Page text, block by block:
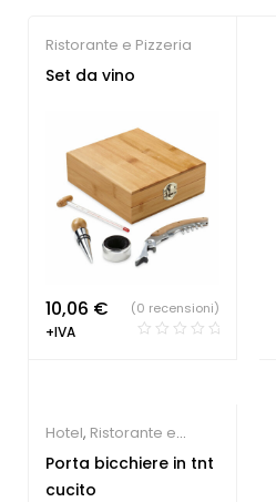
Ristorante e Pizzeria
Set da vino
10,06 €
+IVA
(0 recensioni)
Hotel, Ristorante e
Pizzeria
Porta bicchiere in tnt
cucito